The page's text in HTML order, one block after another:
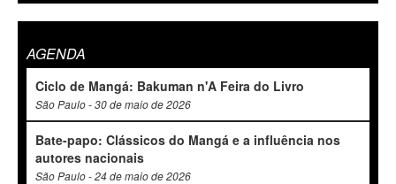
AGENDA
Ciclo de Mangá: Bakuman n'A Feira do Livro
São Paulo - 30 de maio de 2026
Bate-papo: Clássicos do Mangá e a influência nos
autores nacionais
São Paulo - 24 de maio de 2026